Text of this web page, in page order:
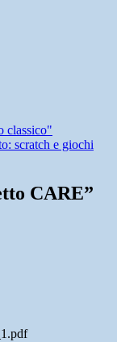
classico"
scratch e giochi
CARE”